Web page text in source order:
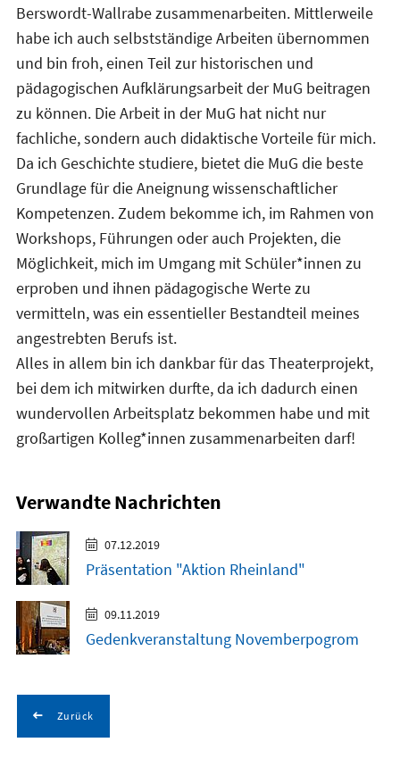
Berswordt-Wallrabe zusammenarbeiten. Mittlerweile
habe ich auch selbstständige Arbeiten übernommen
und bin froh, einen Teil zur historischen und
pädagogischen Aufklärungsarbeit der MuG beitragen
zu können. Die Arbeit in der MuG hat nicht nur
fachliche, sondern auch didaktische Vorteile für mich.
Da ich Geschichte studiere, bietet die MuG die beste
Grundlage für die Aneignung wissenschaftlicher
Kompetenzen. Zudem bekomme ich, im Rahmen von
Workshops, Führungen oder auch Projekten, die
Möglichkeit, mich im Umgang mit Schüler*innen zu
erproben und ihnen pädagogische Werte zu
vermitteln, was ein essentieller Bestandteil meines
angestrebten Berufs ist.
Alles in allem bin ich dankbar für das Theaterprojekt,
bei dem ich mitwirken durfte, da ich dadurch einen
wundervollen Arbeitsplatz bekommen habe und mit
großartigen Kolleg*innen zusammenarbeiten darf!
Verwandte Nachrichten
07.12.2019
Präsentation "Aktion Rheinland"
09.11.2019
Gedenkveranstaltung Novemberpogrom
Zurück